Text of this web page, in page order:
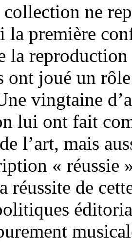
ne
la première
la
ont joué un
vingtaine
lui ont fait
l’art, mais
« réussie
réussite de